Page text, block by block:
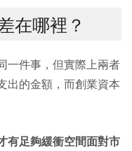
在哪裡？
一件事，但實際上兩者
出的金額，而創業資本
有足夠緩衝空間面對市